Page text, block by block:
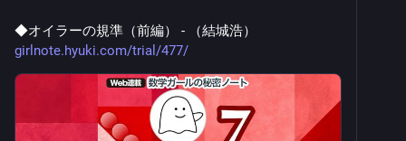
◆オイラーの規準（前編） - （結城浩）
girlnote.hyuki.com/trial/477/